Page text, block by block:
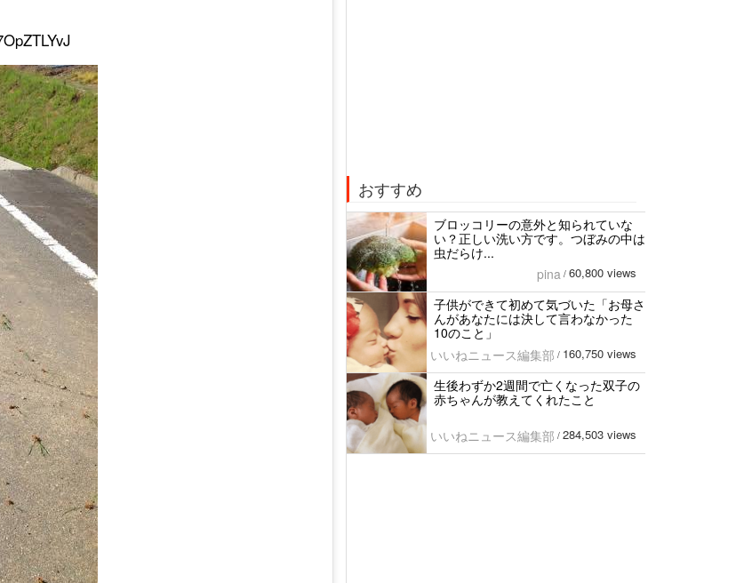
おすすめ
ブロッコリーの意外と知られていな
い？正しい洗い方です。つぼみの中は
虫だらけ...
pina / 60,800 views
子供ができて初めて気づいた「お母さ
んがあなたには決して言わなかった
10のこと」
いいねニュース編集部 / 160,750 views
生後わずか2週間で亡くなった双子の
赤ちゃんが教えてくれたこと
いいねニュース編集部 / 284,503 views